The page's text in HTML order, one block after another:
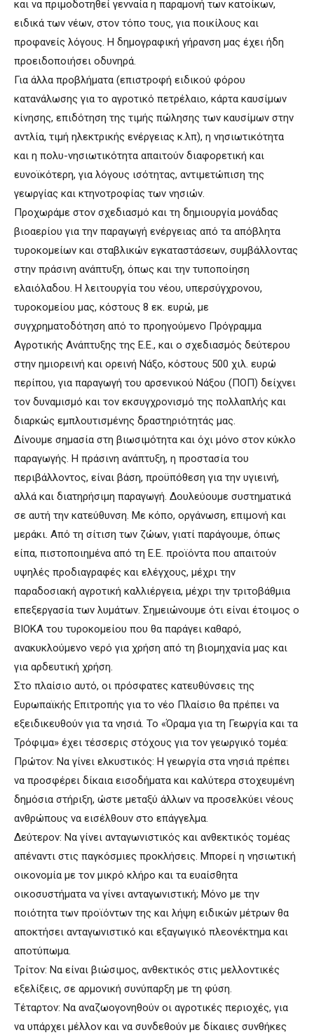
και να πριμοδοτηθεί γενναία η παραμονή των κατοίκων,
ειδικά των νέων, στον τόπο τους, για ποικίλους και
προφανείς λόγους. Η δημογραφική γήρανση μας έχει ήδη
προειδοποιήσει οδυνηρά.
Για άλλα προβλήματα (επιστροφή ειδικού φόρου
κατανάλωσης για το αγροτικό πετρέλαιο, κάρτα καυσίμων
κίνησης, επιδότηση της τιμής πώλησης των καυσίμων στην
αντλία, τιμή ηλεκτρικής ενέργειας κ.λπ), η νησιωτικότητα
και η πολυ-νησιωτικότητα απαιτούν διαφορετική και
ευνοϊκότερη, για λόγους ισότητας, αντιμετώπιση της
γεωργίας και κτηνοτροφίας των νησιών.
Προχωράμε στον σχεδιασμό και τη δημιουργία μονάδας
βιοαερίου για την παραγωγή ενέργειας από τα απόβλητα
τυροκομείων και σταβλικών εγκαταστάσεων, συμβάλλοντας
στην πράσινη ανάπτυξη, όπως και την τυποποίηση
ελαιόλαδου. Η λειτουργία του νέου, υπερσύγχρονου,
τυροκομείου μας, κόστους 8 εκ. ευρώ, με
συγχρηματοδότηση από το προηγούμενο Πρόγραμμα
Αγροτικής Ανάπτυξης της Ε.Ε., και ο σχεδιασμός δεύτερου
στην ημιορεινή και ορεινή Νάξο, κόστους 500 χιλ. ευρώ
περίπου, για παραγωγή του αρσενικού Νάξου (ΠΟΠ) δείχνει
τον δυναμισμό και τον εκσυγχρονισμό της πολλαπλής και
διαρκώς εμπλουτισμένης δραστηριότητάς μας.
Δίνουμε σημασία στη βιωσιμότητα και όχι μόνο στον κύκλο
παραγωγής. Η πράσινη ανάπτυξη, η προστασία του
περιβάλλοντος, είναι βάση, προϋπόθεση για την υγιεινή,
αλλά και διατηρήσιμη παραγωγή. Δουλεύουμε συστηματικά
σε αυτή την κατεύθυνση. Με κόπο, οργάνωση, επιμονή και
μεράκι. Από τη σίτιση των ζώων, γιατί παράγουμε, όπως
είπα, πιστοποιημένα από τη Ε.Ε. προϊόντα που απαιτούν
υψηλές προδιαγραφές και ελέγχους, μέχρι την
παραδοσιακή αγροτική καλλιέργεια, μέχρι την τριτοβάθμια
επεξεργασία των λυμάτων. Σημειώνουμε ότι είναι έτοιμος ο
ΒΙΟΚΑ του τυροκομείου που θα παράγει καθαρό,
ανακυκλούμενο νερό για χρήση από τη βιομηχανία μας και
για αρδευτική χρήση.
Στο πλαίσιο αυτό, οι πρόσφατες κατευθύνσεις της
Ευρωπαϊκής Επιτροπής για το νέο Πλαίσιο θα πρέπει να
εξειδικευθούν για τα νησιά. Το «Όραμα για τη Γεωργία και τα
Τρόφιμα» έχει τέσσερις στόχους για τον γεωργικό τομέα:
Πρώτον: Να γίνει ελκυστικός: Η γεωργία στα νησιά πρέπει
να προσφέρει δίκαια εισοδήματα και καλύτερα στοχευμένη
δημόσια στήριξη, ώστε μεταξύ άλλων να προσελκύει νέους
ανθρώπους να εισέλθουν στο επάγγελμα.
Δεύτερον: Να γίνει ανταγωνιστικός και ανθεκτικός τομέας
απέναντι στις παγκόσμιες προκλήσεις. Μπορεί η νησιωτική
οικονομία με τον μικρό κλήρο και τα ευαίσθητα
οικοσυστήματα να γίνει ανταγωνιστική; Μόνο με την
ποιότητα των προϊόντων της και λήψη ειδικών μέτρων θα
αποκτήσει ανταγωνιστικό και εξαγωγικό πλεονέκτημα και
αποτύπωμα.
Τρίτον: Να είναι βιώσιμος, ανθεκτικός στις μελλοντικές
εξελίξεις, σε αρμονική συνύπαρξη με τη φύση.
Τέταρτον: Να αναζωογονηθούν οι αγροτικές περιοχές, για
να υπάρχει μέλλον και να συνδεθούν με δίκαιες συνθήκες